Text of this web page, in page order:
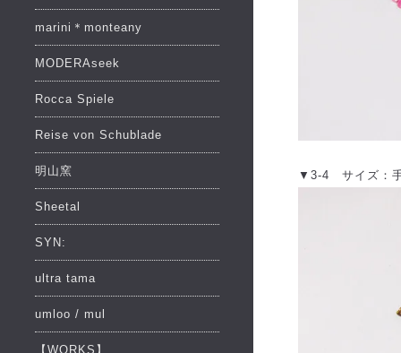
▼3-4 サイズ：
marini＊monteany
MODERAseek
Rocca Spiele
Reise von Schublade
明山窯
Sheetal
SYN:
ultra tama
umloo / mul
【WORKS】